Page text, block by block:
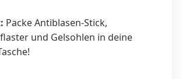
Packe Antiblasen-Stick,
und Gelsohlen in deine